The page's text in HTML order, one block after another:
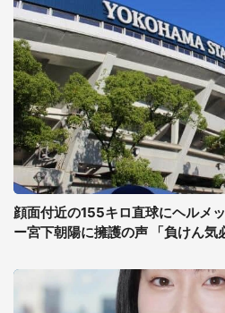
顔面付近の155キロ直球にヘルメ
ー宮下朝陽に擁護の声 「負けん気